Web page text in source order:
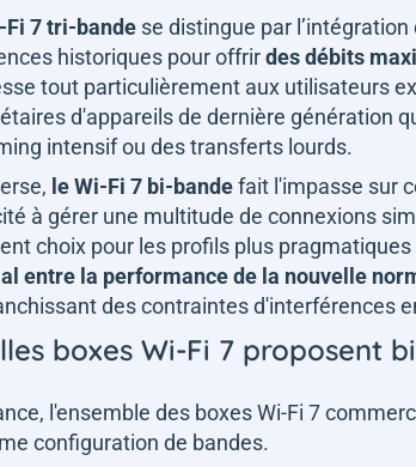
Fi 7 tri-bande se distingue par
historiques pour offrirdes débits
tout particulièrement aux utilisateurs
d'appareils de dernière génération
intensif ou des transferts lourds.
le Wi-Fi 7 bi-bandefait l'impasse sur
à gérer une multitude de connexions
choix pour les profils plus
entre la performance de la nouvelle
des contraintes d'interférences
boxes Wi-Fi 7 proposent
l'ensemble des boxes Wi-Fi 7
configuration de bandes.